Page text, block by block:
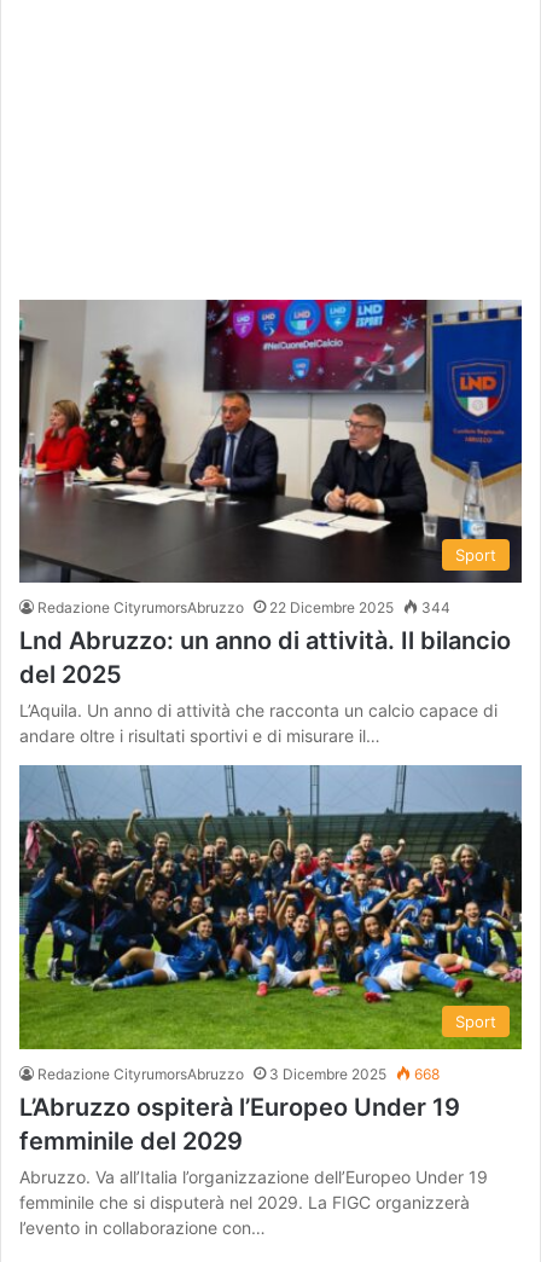
Sport
Redazione CityrumorsAbruzzo 22 Dicembre 2025 344
Lnd Abruzzo: un anno di attività. Il bilancio
del 2025
L’Aquila. Un anno di attività che racconta un calcio capace di
andare oltre i risultati sportivi e di misurare il…
Sport
Redazione CityrumorsAbruzzo 3 Dicembre 2025 668
L’Abruzzo ospiterà l’Europeo Under 19
femminile del 2029
Abruzzo. Va all’Italia l’organizzazione dell’Europeo Under 19
femminile che si disputerà nel 2029. La FIGC organizzerà
l’evento in collaborazione con…